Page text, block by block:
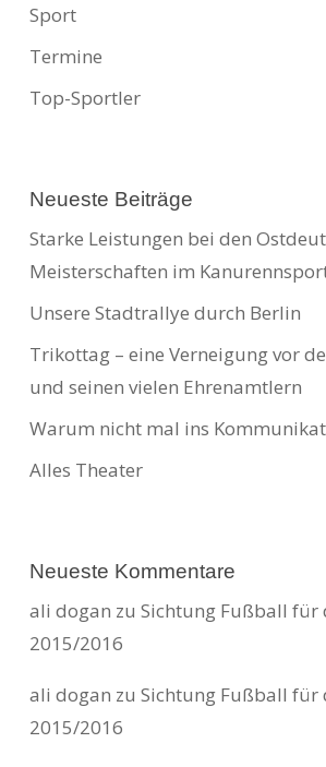
Sport
Termine
Top-Sportler
Neueste Beiträge
Starke Leistungen bei den
Meisterschaften im
Unsere Stadtrallye durch Berlin
Trikottag – eine Verneigung vor
und seinen vielen Ehrenamtlern
Warum nicht mal ins
Alles Theater
Neueste Kommentare
ali dogan zu Sichtung Fußball für
2015/2016
ali dogan zu Sichtung Fußball für
2015/2016